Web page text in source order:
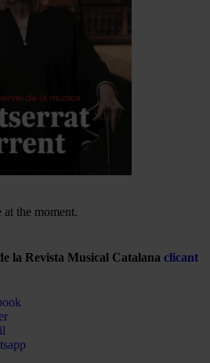
the moment.
la Revista Musical Catalana clicant